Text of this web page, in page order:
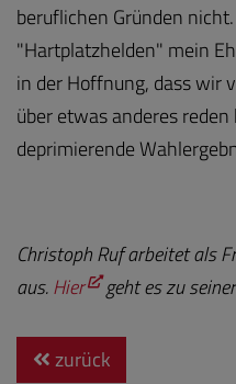
beruflichen Gründen
"Hartplatzhelden" mein
in der Hoffnung, dass wir
über etwas anderes
deprimierende
Christoph Ruf arbeitet als
aus.Hier geht es zu
zurück